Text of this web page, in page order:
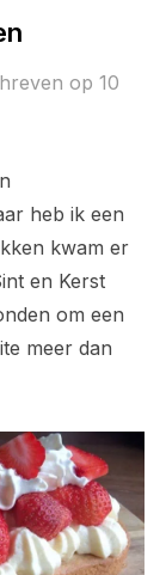
op 10
heb ik een
kwam er
en Kerst
om een
meer dan